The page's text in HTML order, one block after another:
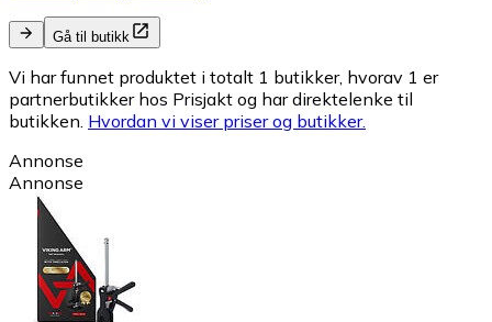
Gå til butikk
Vi har funnet produktet i totalt 1 butikker, hvorav 1 er
partnerbutikker hos Prisjakt og har direktelenke til
butikken. Hvordan vi viser priser og butikker.
Annonse
Annonse